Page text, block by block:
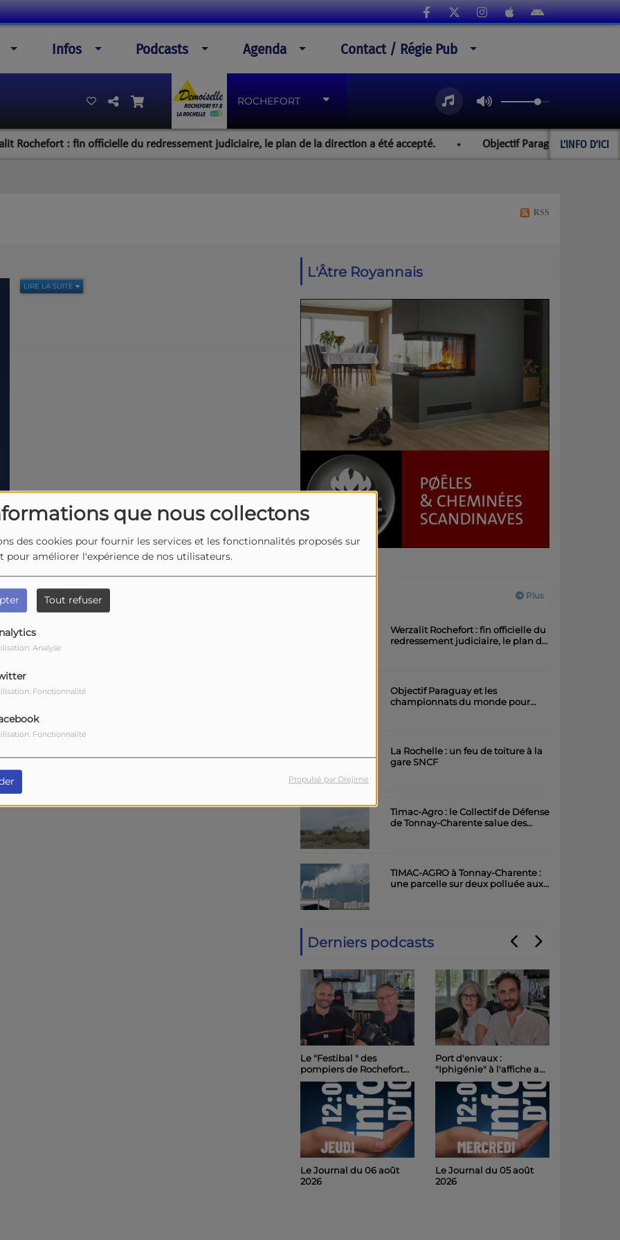
que nous collectons
des cookies pour fournir les services et les fonctionnalités proposés sur
pour améliorer l'expérience de nos utilisateurs.
Tout refuser
Analyse
Fonctionnalité
Fonctionnalité
Propulsé par Orejime
Infos Podcasts Agenda Contact / Régie Pub
ROCHEFORT
L'INFO D'ICI
: fin officielle du redressement judiciaire, le plan de la direction a été accepté. Objectif Paraguay et les
RSS
LIRE LA SUITE
Donnars "l'espace des possibles"
de Lacotte
Gorgeart réalisateur du film "C'est quoi
- Ambre Freslon, jeune autrice
L'Âtre Royannais
Plus
Werzalit Rochefort : fin officielle du
redressement judiciaire, le plan de
Objectif Paraguay et les
championnats du monde pour
La Rochelle : un feu de toiture à la
gare SNCF
Timac-Agro : le Collectif de Défense
de Tonnay-Charente salue des
TIMAC-AGRO à Tonnay-Charente :
une parcelle sur deux polluée aux
Derniers podcasts
Le "Festibal " des
pompiers de Rochefort
maintenu et placé sous
le signe de la sobriété
Le Journal du 06 août
2026
Port d'envaux :
"Iphigénie" à l'affiche au
Château de Panloy
samedi soir
Le Journal du 05 août
2026